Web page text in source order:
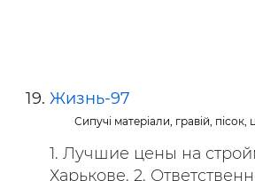
Жизнь-97
Сипучі матеріали, гравій, пісок,
1. Лучшие цены на
Харькове. 2.